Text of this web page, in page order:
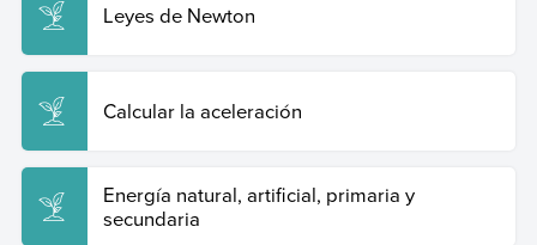
Leyes de Newton
Calcular la aceleración
Energía natural, artificial, primaria y
secundaria